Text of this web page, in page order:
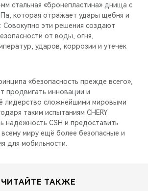
стальная «бронепластина» днища с
которая отражает удары щебня и
Совокупно эти решения создают
от воды, огня,
ударов, коррозии и утечек
«безопасность прежде всего»,
продвигать инновации и
лидерство сложнейшими мировыми
таким испытаниям CHERY
надёжность CSH и предоставить
миру ещё более безопасные и
для мобильности.
ЧИТАЙТЕ ТАКЖЕ